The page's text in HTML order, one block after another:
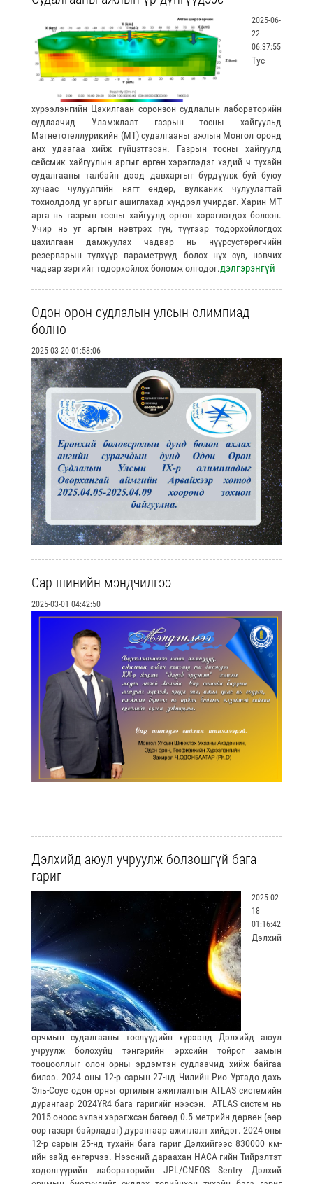
2025-06-
22
06:37:55
Тус
хүрээлэнгийн Цахилгаан соронзон судлалын лабораторийн
судлаачид Уламжлалт газрын тосны хайгуульд
Магнетотеллурикийн (МТ) судалгааны ажлын Монгол оронд
анх удаагаа хийж гүйцэтгэсэн. Газрын тосны хайгуулд
сейсмик хайгуулын аргыг өргөн хэрэглэдэг хэдий ч тухайн
судалгааны талбайн дээд давхаргыг бүрдүүлж буй буюу
хучаас чулуулгийн нягт өндөр, вулканик чулуулагтай
тохиолдолд уг аргыг ашиглахад хүндрэл учирдаг. Харин МТ
арга нь газрын тосны хайгуулд өргөн хэрэглэгдэх болсон.
Учир нь уг аргын нэвтрэх гүн, түүгээр тодорхойлогдох
цахилгаан дамжуулах чадвар нь нүүрсустөрөгчийн
резерварын түлхүүр параметрүүд болох нүх сүв, нэвчих
чадвар зэргийг тодорхойлох боломж олгодог.дэлгэрэнгүй
Одон орон судлалын улсын олимпиад
болно
2025-03-20 01:58:06
Сар шинийн мэндчилгээ
2025-03-01 04:42:50
Дэлхийд аюул учруулж болзошгүй бага
гариг
2025-02-
18
01:16:42
Дэлхий
орчмын судалгааны төслүүдийн хүрээнд Дэлхийд аюул
учруулж болохуйц тэнгэрийн эрхсийн тойрог замын
тооцооллыг олон орны эрдэмтэн судлаачид хийж байгаа
билээ. 2024 оны 12-р сарын 27-нд Чилийн Рио Уртадо дахь
Эль-Соус одон орны оргилын ажиглалтын ATLAS системийн
дурангаар 2024YR4 бага гаригийг нээсэн. ATLAS систем нь
2015 оноос эхлэн хэрэгжсэн бөгөөд 0.5 метрийн дөрвөн (өөр
өөр газарт байрладаг) дурангаар ажиглалт хийдэг. 2024 оны
12-р сарын 25-нд тухайн бага гариг Дэлхийгээс 830000 км-
ийн зайд өнгөрчээ. Нээсний дараахан НАСА-гийн Тийрэлтэт
хөдөлгүүрийн лабораторийн JPL/CNEOS Sentry Дэлхий